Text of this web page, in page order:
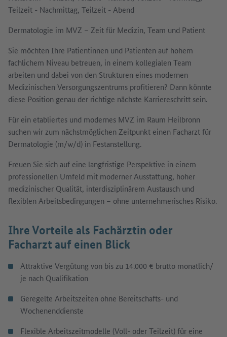
Teilzeit - Nachmittag, Teilzeit - Abend
Dermatologie im MVZ – Zeit für Medizin, Team und Patient
Sie möchten Ihre Patientinnen und Patienten auf hohem
fachlichem Niveau betreuen, in einem kollegialen Team
arbeiten und dabei von den Strukturen eines modernen
Medizinischen Versorgungszentrums profitieren? Dann könnte
diese Position genau der richtige nächste Karriereschritt sein.
Für ein etabliertes und modernes MVZ im Raum Heilbronn
suchen wir zum nächstmöglichen Zeitpunkt einen Facharzt für
Dermatologie (m/w/d) in Festanstellung.
Freuen Sie sich auf eine langfristige Perspektive in einem
professionellen Umfeld mit moderner Ausstattung, hoher
medizinischer Qualität, interdisziplinärem Austausch und
flexiblen Arbeitsbedingungen – ohne unternehmerisches Risiko.
Ihre Vorteile als Fachärztin oder
Facharzt auf einen Blick
Attraktive Vergütung von bis zu 14.000 € brutto monatlich/
je nach Qualifikation
Geregelte Arbeitszeiten ohne Bereitschafts- und
Wochenenddienste
Flexible Arbeitszeitmodelle (Voll- oder Teilzeit) für eine